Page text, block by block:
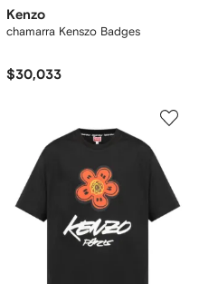
Kenzo
chamarra Kenszo Badges
$30,033